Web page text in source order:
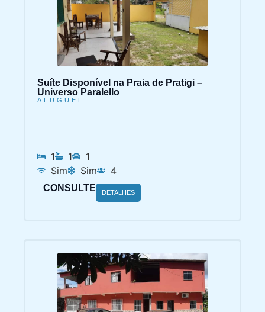
Suíte Disponível na Praia de Pratigi –
Universo Paralello
ALUGUEL
1 1
1
Sim
Sim 4
CONSULTE DETALHES